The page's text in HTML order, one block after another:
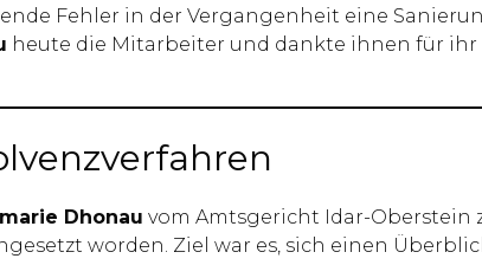
Fehler in der Vergangenheit eine
heute die Mitarbeiter und dankte ihnen für ihr
Dhonau vom Amtsgericht Idar-Oberstein
worden. Ziel war es, sich einen